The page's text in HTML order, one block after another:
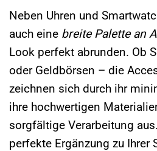
Neben Uhren und
auch eine breite Palette an
Look perfekt abrunden. Ob
oder Geldbörsen – die
zeichnen sich durch ihr
ihre hochwertigen
sorgfältige Verarbeitung
perfekte Ergänzung zu Ihrer